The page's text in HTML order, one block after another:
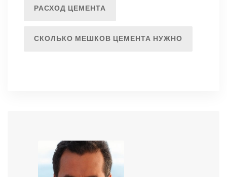
РАСХОД ЦЕМЕНТА
СКОЛЬКО МЕШКОВ ЦЕМЕНТА НУЖНО